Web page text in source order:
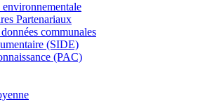
Partenariaux
communales
(SIDE)
(PAC)